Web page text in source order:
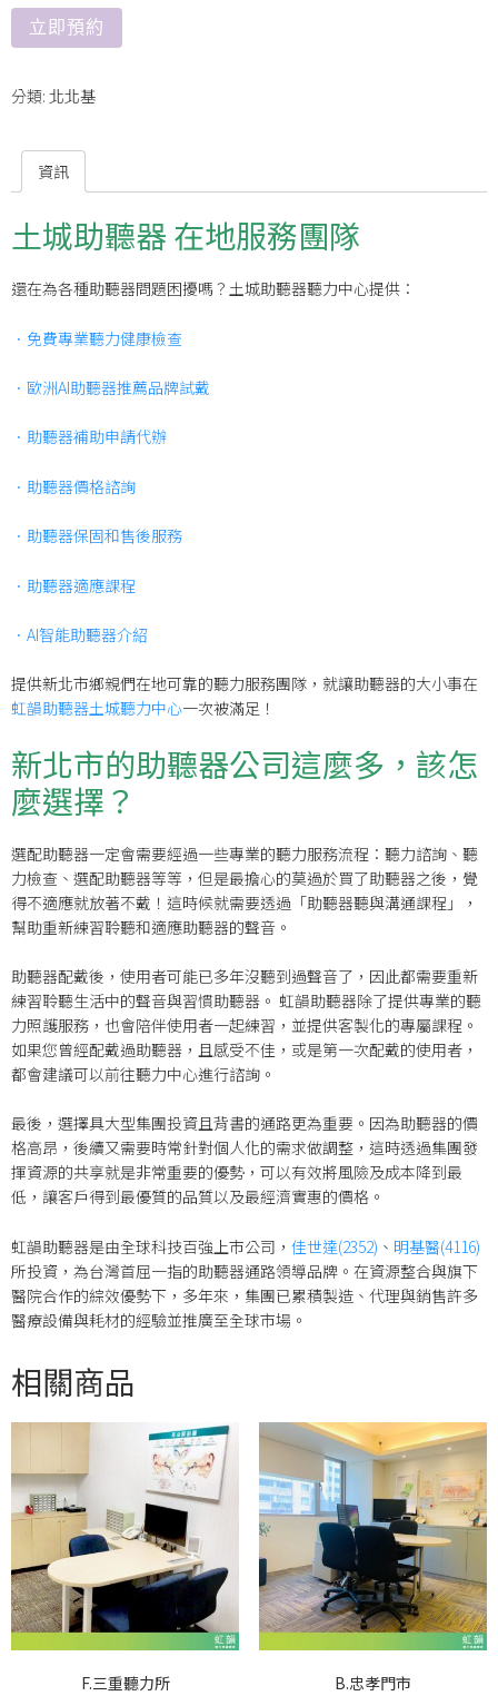
立即預約
分類: 北北基
資訊
土城助聽器 在地服務團隊
還在為各種助聽器問題困擾嗎？土城助聽器聽力中心提供：
．免費專業聽力健康檢查
．歐洲AI助聽器推薦品牌試戴
．助聽器補助申請代辦
．助聽器價格諮詢
．助聽器保固和售後服務
．助聽器適應課程
．AI智能助聽器介紹
提供新北市鄉親們在地可靠的聽力服務團隊，就讓助聽器的大小事在
虹韻助聽器土城聽力中心一次被滿足！
新北市的助聽器公司這麼多，該怎
麼選擇？
選配助聽器一定會需要經過一些專業的聽力服務流程：聽力諮詢、聽
力檢查、選配助聽器等等，但是最擔心的莫過於買了助聽器之後，覺
得不適應就放著不戴！這時候就需要透過「助聽器聽與溝通課程」，
幫助重新練習聆聽和適應助聽器的聲音。
助聽器配戴後，使用者可能已多年沒聽到過聲音了，因此都需要重新
練習聆聽生活中的聲音與習慣助聽器。 虹韻助聽器除了提供專業的聽
力照護服務，也會陪伴使用者一起練習，並提供客製化的專屬課程。
如果您曾經配戴過助聽器，且感受不佳，或是第一次配戴的使用者，
都會建議可以前往聽力中心進行諮詢。
最後，選擇具大型集團投資且背書的通路更為重要。因為助聽器的價
格高昂，後續又需要時常針對個人化的需求做調整，這時透過集團發
揮資源的共享就是非常重要的優勢，可以有效將風險及成本降到最
低，讓客戶得到最優質的品質以及最經濟實惠的價格。
虹韻助聽器是由全球科技百強上市公司， 佳世達(2352) 、 明基醫(4116)
所投資，為台灣首屈一指的助聽器通路領導品牌。在資源整合與旗下
醫院合作的綜效優勢下，多年來，集團已累積製造、代理與銷售許多
醫療設備與耗材的經驗並推廣至全球市場。
相關商品
F.三重聽力所 B.忠孝門市